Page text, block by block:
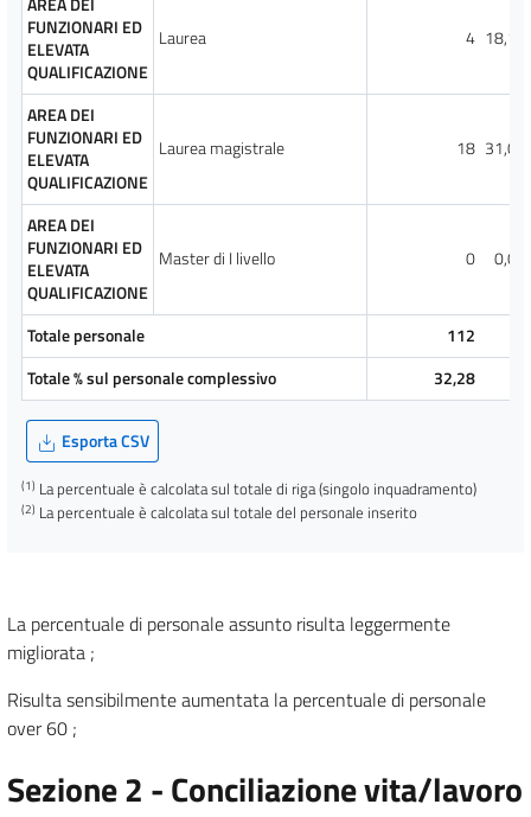
FUNZIONARI ED
ELEVATA
QUALIFICAZIONE
Laurea 4 18,18
AREA DEI
FUNZIONARI ED
ELEVATA
QUALIFICAZIONE
Laurea magistrale 18 31,03
AREA DEI
FUNZIONARI ED
ELEVATA
QUALIFICAZIONE
Master di I livello 0 0,00
Totale personale
112
Totale % sul personale complessivo
32,28
Esporta CSV
(1) La percentuale è calcolata sul totale di riga (singolo inquadramento)
(2) La percentuale è calcolata sul totale del personale inserito
La percentuale di personale assunto risulta leggermente
migliorata ;
Risulta sensibilmente aumentata la percentuale di personale
over 60 ;
Sezione 2 - Conciliazione vita/lavoro